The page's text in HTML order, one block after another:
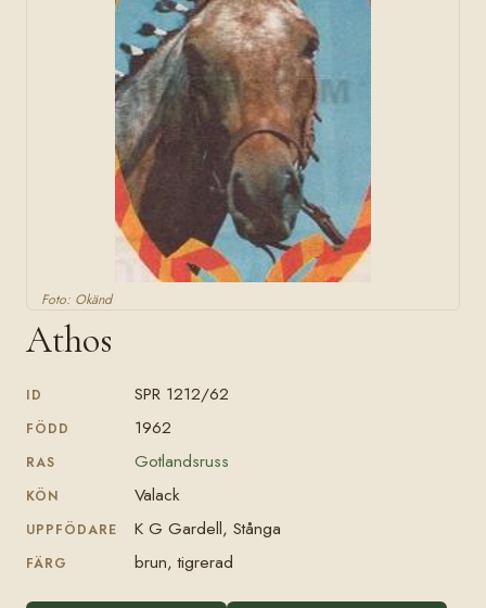
Foto: Okänd
Athos
ID SPR 1212/62
FÖDD 1962
RAS Gotlandsruss
KÖN Valack
UPPFÖDARE K G Gardell, Stånga
FÄRG brun, tigrerad